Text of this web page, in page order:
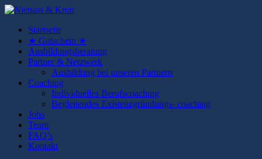
Startseite
★ Gutschein ★
Ausbildungsberatung
Partner & Netzwerk
Ausbildung bei unseren Partnern
Coaching
Individuelles Berufscoaching
Begleitendes Existenzgründungs- coaching
Jobs
Team
FAQ’s
Kontakt